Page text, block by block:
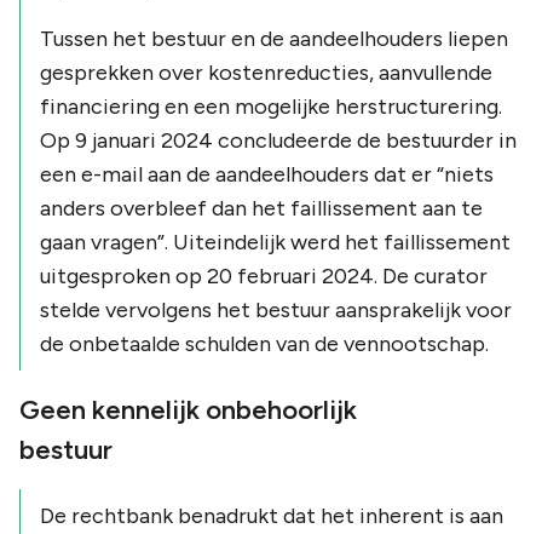
Tussen het bestuur en de aandeelhouders liepen
gesprekken over kostenreducties, aanvullende
financiering en een mogelijke herstructurering.
Op 9 januari 2024 concludeerde de bestuurder in
een e-mail aan de aandeelhouders dat er “niets
anders overbleef dan het faillissement aan te
gaan vragen”. Uiteindelijk werd het faillissement
uitgesproken op 20 februari 2024. De curator
stelde vervolgens het bestuur aansprakelijk voor
de onbetaalde schulden van de vennootschap.
Geen kennelijk onbehoorlijk
bestuur
De rechtbank benadrukt dat het inherent is aan